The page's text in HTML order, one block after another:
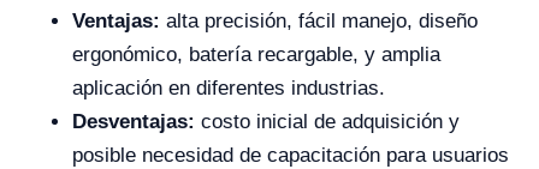
Ventajas: alta precisión, fácil manejo, diseño
ergonómico, batería recargable, y amplia
aplicación en diferentes industrias.
Desventajas: costo inicial de adquisición y
posible necesidad de capacitación para usuarios